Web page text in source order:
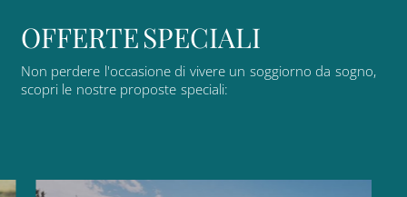
OFFERTESPECIALI
Non perdere l'occasione di vivere un soggiorno da sogno,
scopri le nostre proposte speciali: